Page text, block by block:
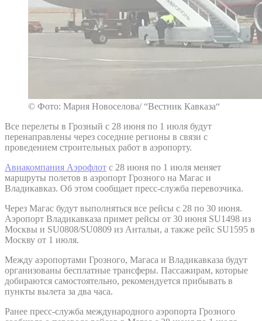
© Фото: Мария Новоселова/ “Вестник Кавказа“
Все перелеты в Грозный с 28 июня по 1 июля будут
перенаправлены через соседние регионы в связи с
проведением строительных работ в аэропорту.
Авиакомпания Аэрофлот с 28 июня по 1 июля меняет
маршруты полетов в аэропорт Грозного на Магас и
Владикавказ. Об этом сообщает пресс-служба перевозчика.
Через Магас будут выполняться все рейсы с 28 по 30 июня.
Аэропорт Владикавказа примет рейсы от 30 июня SU1498 из
Москвы и SU0808/SU0809 из Антальи, а также рейс SU1595 в
Москву от 1 июля.
Между аэропортами Грозного, Магаса и Владикавказа будут
организованы бесплатные трансферы. Пассажирам, которые
добираются самостоятельно, рекомендуется прибывать в
пункты вылета за два часа.
Ранее пресс-служба международного аэропорта Грозного